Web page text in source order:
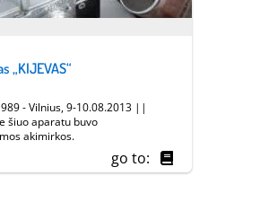
„KIJEVAS“
- Vilnius, 9-10.08.2013 ||
šiuo aparatu buvo
akimirkos.
go to: